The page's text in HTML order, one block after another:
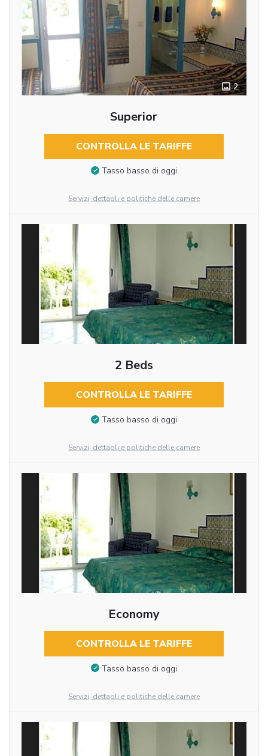
2
Superior
CONTROLLA LE TARIFFE
Tasso basso di oggi
Servizi, dettagli e politiche delle camere
2 Beds
CONTROLLA LE TARIFFE
Tasso basso di oggi
Servizi, dettagli e politiche delle camere
Economy
CONTROLLA LE TARIFFE
Tasso basso di oggi
Servizi, dettagli e politiche delle camere